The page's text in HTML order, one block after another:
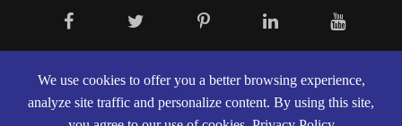
Tutti i diritti riservati.
Mappa del sito|Informativa sulla privacy
We use cookies to offer you a better browsing experience,
analyze site traffic and personalize content. By using this site,